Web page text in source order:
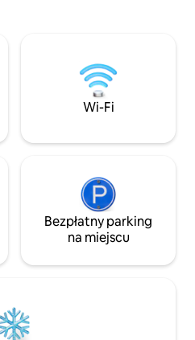
może
minut do Molong
Orange z
Ciche wiejskie
i
Wi-Fi
Bezpłatny parking
na miejscu